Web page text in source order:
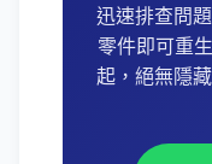
迅速排查問
零件即可重
起，絕無隱